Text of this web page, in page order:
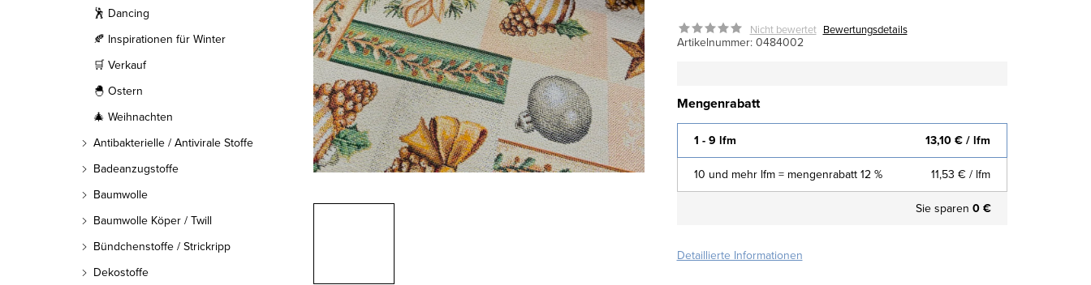
🕺 Dancing
🍂 Inspirationen für Winter
🛒 Verkauf
🐣 Ostern
🎄 Weihnachten
Antibakterielle / Antivirale Stoffe
Badeanzugstoffe
Baumwolle
Baumwolle Köper / Twill
Bündchenstoffe / Strickripp
Dekostoffe
Nicht bewertet Bewertungsdetails
Artikelnummer: 0484002
Mengenrabatt
1 - 9 lfm 13,10 €/ lfm
10 und mehr lfm = mengenrabatt 12 % 11,53 € / lfm
Sie sparen 0 €
Detaillierte Informationen